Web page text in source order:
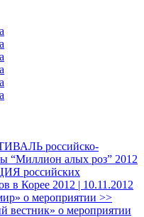
российско-
“Миллион алых роз” 2012
российских
в Корее 2012 | 10.11.2012
о мероприятии >>
вестник» о мероприятии